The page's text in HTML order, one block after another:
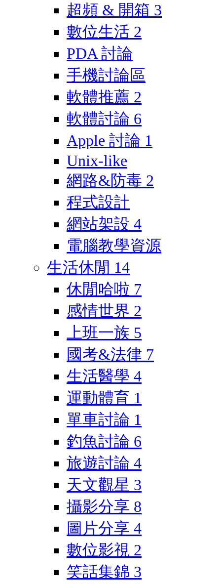
超頻 & 開箱 3
數位生活 2
PDA 討論
手機討論區
軟體推薦 2
軟體討論 6
Apple 討論 1
Unix-like
網路&防毒 2
程式設計
網站架設 4
電腦教學資源
生活休閒 14
休閒哈啦 7
感情世界 2
上班一族 5
國考&法律 7
生活醫學 4
運動體育 1
單車討論 1
釣魚討論 6
旅遊討論 4
天文觀星 3
攝影分享 8
圖片分享 4
數位影視 2
笑話集錦 3